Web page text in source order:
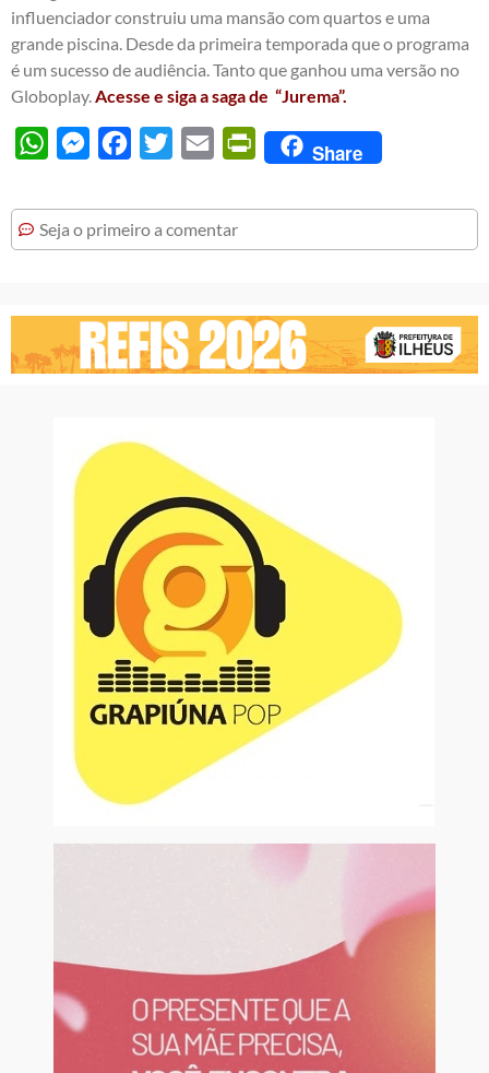
influenciador construiu uma mansão com quartos e uma
grande piscina. Desde da primeira temporada que o programa
é um sucesso de audiência. Tanto que ganhou uma versão no
Globoplay.Acesse e siga a saga de “Jurema”.
WhatsAppMessengerFacebook
Twitter Email PrintFriendly
Share
Seja o primeiro a comentar